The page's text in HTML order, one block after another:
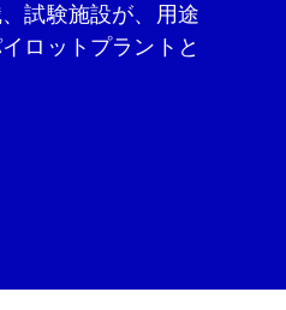
試験施設が、用途
ロットプラントと